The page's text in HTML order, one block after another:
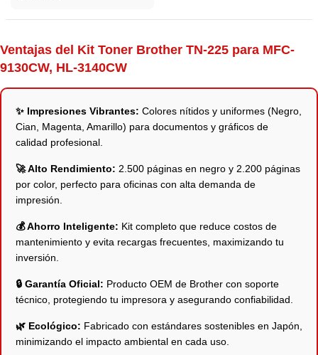
Ventajas del Kit Toner Brother TN-225 para MFC-
9130CW, HL-3140CW
✨ Impresiones Vibrantes: Colores nítidos y uniformes (Negro,
Cian, Magenta, Amarillo) para documentos y gráficos de
calidad profesional.
🚀 Alto Rendimiento: 2.500 páginas en negro y 2.200 páginas
por color, perfecto para oficinas con alta demanda de
impresión.
💰 Ahorro Inteligente: Kit completo que reduce costos de
mantenimiento y evita recargas frecuentes, maximizando tu
inversión.
🔒 Garantía Oficial: Producto OEM de Brother con soporte
técnico, protegiendo tu impresora y asegurando confiabilidad.
🌿 Ecológico: Fabricado con estándares sostenibles en Japón,
minimizando el impacto ambiental en cada uso.